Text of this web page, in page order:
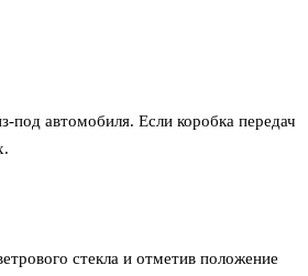
под автомобиля. Если коробка передач
стекла и отметив положение